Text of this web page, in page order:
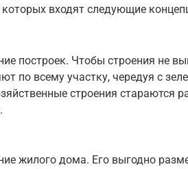
входят следующие
построек. Чтобы строения не
по всему участку, чередуя с
строения стараются
жилого дома. Его выгодно